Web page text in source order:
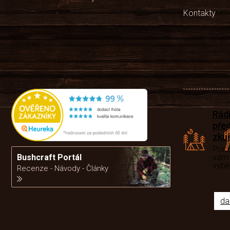
Kontakty
Bushcraft Portál
Recenze - Návody - Články
Rádi
vám